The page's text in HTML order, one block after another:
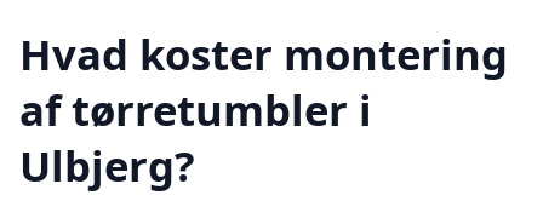
Hvad koster montering
af tørretumbler i
Ulbjerg?